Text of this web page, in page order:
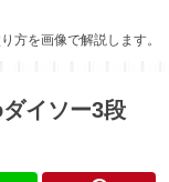
方を画像で解説します。
イソー3段